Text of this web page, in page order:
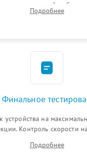
кухонной мебели и
клемм и сборка
Подробнее
Финальное
устройства на
Контроль скорости
термостата при
и тест на отсутствие
Подробнее